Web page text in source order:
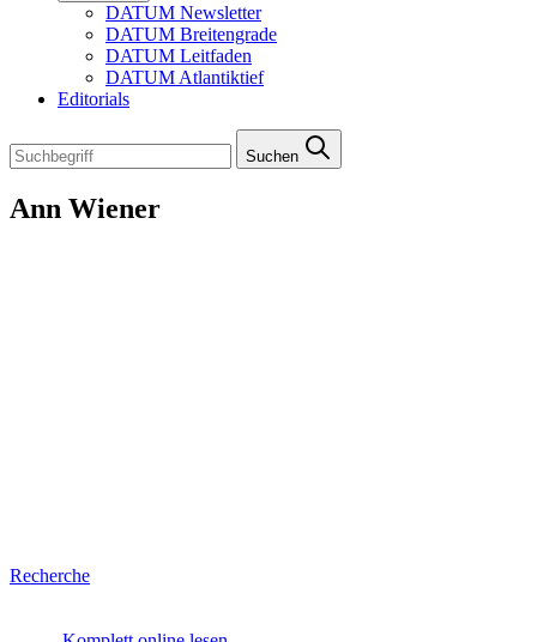
DATUM Newsletter
DATUM Breitengrade
DATUM Leitfaden
DATUM Atlantiktief
Editorials
Suchen
Ann Wiener
Recherche